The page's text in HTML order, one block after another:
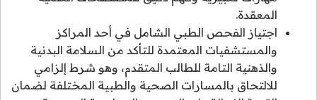
المعقدة.
اجتياز الفحص الطبي الشامل في أحد المراكز
والمستشفيات المعتمدة للتأكد من السلامة البدنية
والذهنية التامة للطالب المتقدم، وهو شرط إلزامي
للالتحاق بالمسارات الصحية والطبية المختلفة لضمان